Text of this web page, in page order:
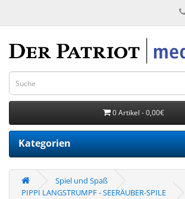
0 Artikel - 0,00€
Kategorien
Spiel und Spaß
PIPPI LANGSTRUMPF - SEERÄUBER-SPILE